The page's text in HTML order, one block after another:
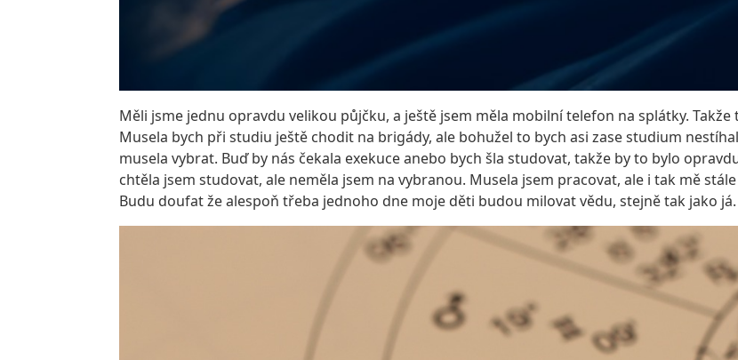
Měli jsme jednu opravdu velikou půjčku, a ještě jsem měla mobilní telefon na splátky.
Musela bych při studiu ještě chodit na brigády, ale bohužel to bych asi zase studium
musela vybrat. Buď by nás čekala exekuce anebo bych šla studovat, takže by to bylo
chtěla jsem studovat, ale neměla jsem na vybranou. Musela jsem pracovat, ale i tak mě
Budu doufat že alespoň třeba jednoho dne moje děti budou milovat vědu, stejně tak jako já.